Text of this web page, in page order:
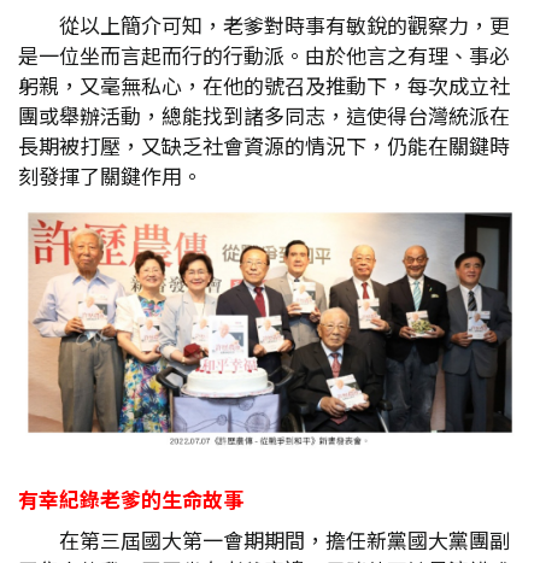
從以上簡介可知，老爹對時事有敏銳的觀察力，更
是一位坐而言起而行的行動派。由於他言之有理、事必
躬親，又毫無私心，在他的號召及推動下，每次成立社
團或舉辦活動，總能找到諸多同志，這使得台灣統派在
長期被打壓，又缺乏社會資源的情況下，仍能在關鍵時
刻發揮了關鍵作用。
有幸紀錄老爹的生命故事
在第三屆國大第一會期期間，擔任新黨國大黨團副